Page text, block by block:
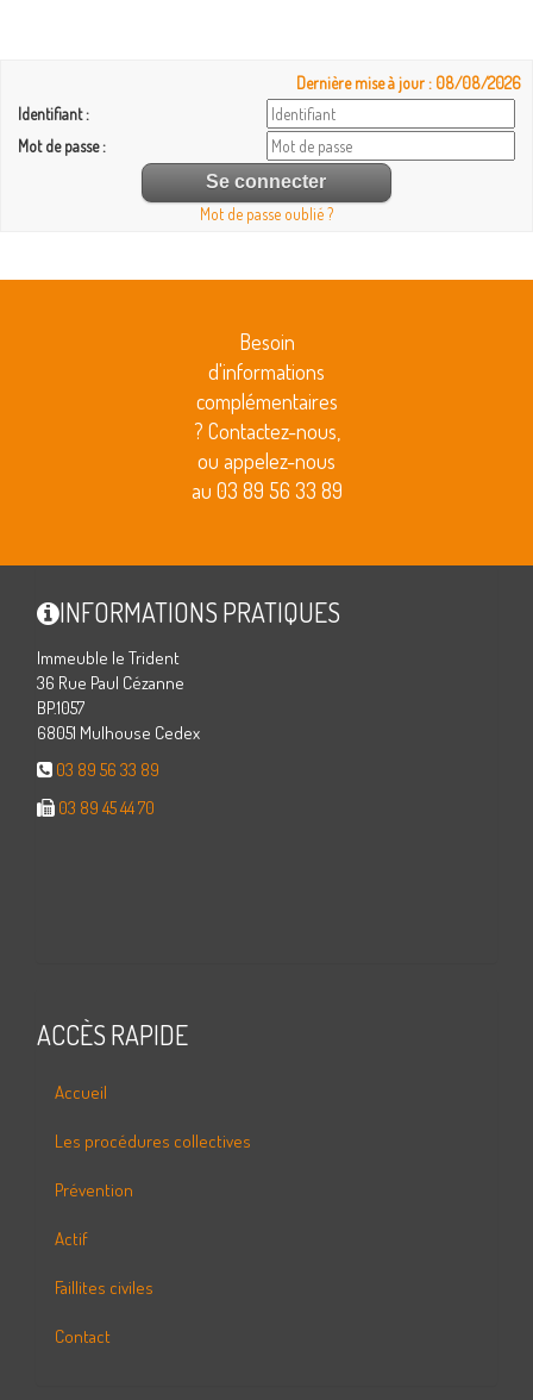
Dernière mise à jour : 08/08/2026
Identifiant :
Mot de passe :
Mot de passe oublié ?
Besoin
d'informations
complémentaires
? Contactez-nous,
ou appelez-nous
au 03 89 56 33 89
INFORMATIONS PRATIQUES
Immeuble le Trident
36 Rue Paul Cézanne
BP.1057
68051 Mulhouse Cedex
03 89 56 33 89
03 89 45 44 70
ACCÈS RAPIDE
Accueil
Les procédures collectives
Prévention
Actif
Faillites civiles
Contact